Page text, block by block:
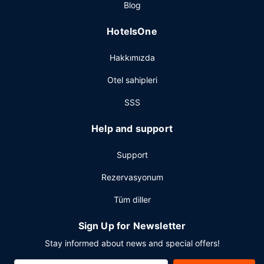
hizmetleri ve asansör mevcuttur. Otelde konferans merkezi
Blog
HotelsOne
Hakkımızda
Otel sahipleri
SSS
Help and support
Support
Rezervasyonum
Tüm diller
Sign Up for Newsletter
Stay informed about news and special offers!